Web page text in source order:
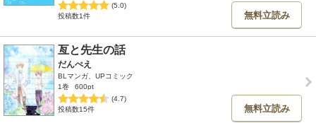
(5.0)
投稿数1件
無料立読み
亙と先生の話
だんぺえ
BLマンガ、UPコミック
1巻
600pt
(4.7)
投稿数15件
無料立読み